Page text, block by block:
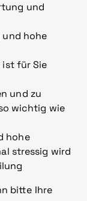
und
hohe
für Sie
und zu
wichtig wie
hohe
stressig wird
bitte Ihre